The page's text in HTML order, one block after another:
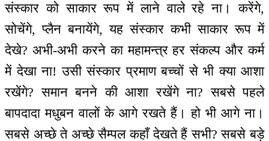
संस्कार को साकार रूप में लाने वाले रहे ना। करेंगे,
सोचेंगे, प्लैन बनायेंगे, यह संस्कार कभी साकार रूप में
देखे? अभी-अभी करने का महामन्‍त्र हर संकल्प और कर्म
में देखा ना! उसी संस्कार प्रमाण बच्चों से भी क्या आशा
रखेंगे? समान बनने की आशा रखेंगे ना? सबसे पहले
बापदादा मधुबन वालों के आगे रखते हैं। हो भी आगे ना।
सबसे अच्छे ते अच्छे सैम्पल कहाँ देखते हैं सभी? सबसे बड़े